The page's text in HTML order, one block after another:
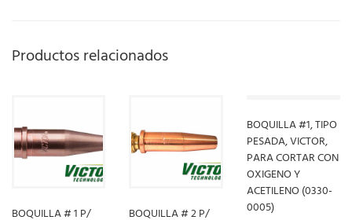
Productos relacionados
BOQUILLA # 1 P/
BOQUILLA # 2 P/
BOQUILLA #1, TIPO
PESADA, VICTOR,
PARA CORTAR CON
OXIGENO Y
ACETILENO (0330-
0005)